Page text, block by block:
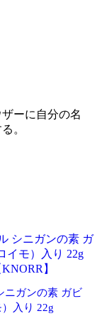
ーに自分の名
。
ニガンの素 ガビ
）入り 22g